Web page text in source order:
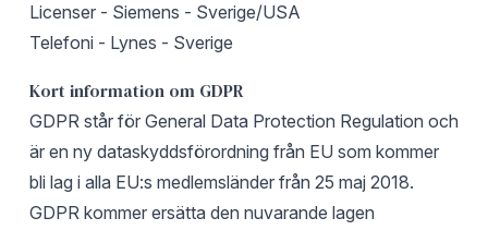
Licenser - Siemens - Sverige/USA
Telefoni - Lynes - Sverige
Kort information om GDPR
GDPR står för General Data Protection Regulation och
är en ny dataskyddsförordning från EU som kommer
bli lag i alla EU:s medlemsländer från 25 maj 2018.
GDPR kommer ersätta den nuvarande lagen